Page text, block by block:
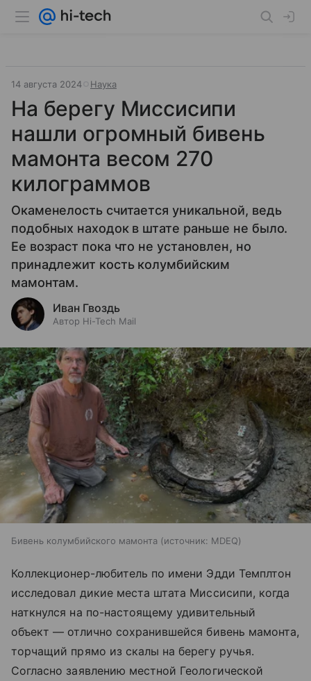
14 августа 2024 Наука
На берегу Миссисипи
нашли огромный бивень
мамонта весом 270
килограммов
Окаменелость считается уникальной, ведь
подобных находок в штате раньше не было.
Ее возраст пока что не установлен, но
принадлежит кость колумбийским
мамонтам.
Иван Гвоздь
Автор Hi-Tech Mail
Бивень колумбийского мамонта источник: MDEQ
Коллекционер-любитель по имени Эдди Темплтон
исследовал дикие места штата Миссисипи, когда
наткнулся на по-настоящему удивительный
объект — отлично сохранившейся бивень мамонта,
торчащий прямо из скалы на берегу ручья.
Согласно заявлению местной Геологической